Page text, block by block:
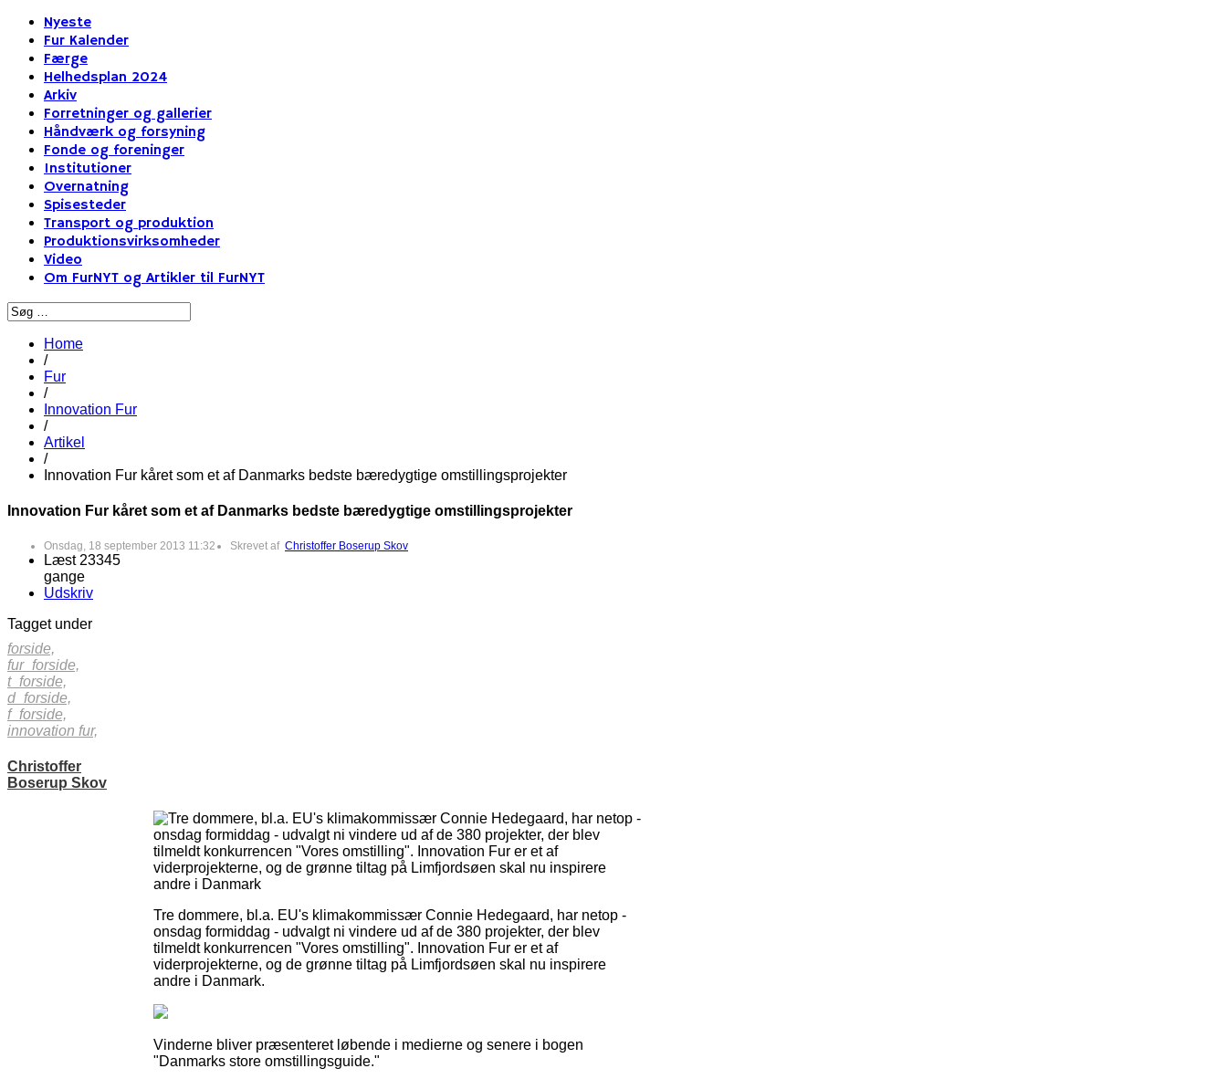
Nyeste
Fur Kalender
Færge
Helhedsplan 2024
Arkiv
Forretninger og gallerier
Håndværk og forsyning
Fonde og foreninger
Institutioner
Overnatning
Spisesteder
Transport og produktion
Produktionsvirksomheder
Video
Om FurNYT og Artikler til FurNYT
Home
/
Fur
/
Innovation Fur
/
Artikel
/
Innovation Fur kåret som et af Danmarks bedste bæredygtige omstillingsprojekter
Innovation Fur kåret som et af Danmarks bedste bæredygtige omstillingsprojekter
Onsdag, 18 september 2013 11:32 Skrevet af Christoffer Boserup Skov
Læst 23345
gange
Udskriv
Tagget under
forside,
fur_forside,
t_forside,
d_forside,
f_forside,
innovation fur,
Christoffer
Boserup Skov
Tre dommere, bl.a. EU's klimakommissær Connie Hedegaard, har netop -
onsdag formiddag - udvalgt ni vindere ud af de 380 projekter, der blev
tilmeldt konkurrencen "Vores omstilling". Innovation Fur er et af
viderprojekterne, og de grønne tiltag på Limfjordsøen skal nu inspirere
andre i Danmark
Tre dommere, bl.a. EU's klimakommissær Connie Hedegaard, har netop -
onsdag formiddag - udvalgt ni vindere ud af de 380 projekter, der blev
tilmeldt konkurrencen "Vores omstilling". Innovation Fur er et af
viderprojekterne, og de grønne tiltag på Limfjordsøen skal nu inspirere
andre i Danmark.
Vinderne bliver præsenteret løbende i medierne og senere i bogen
"Danmarks store omstillingsguide."